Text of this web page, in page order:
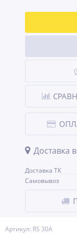
Артикул: RS 30A
Доставка в
Доставка ТК
Самовывоз